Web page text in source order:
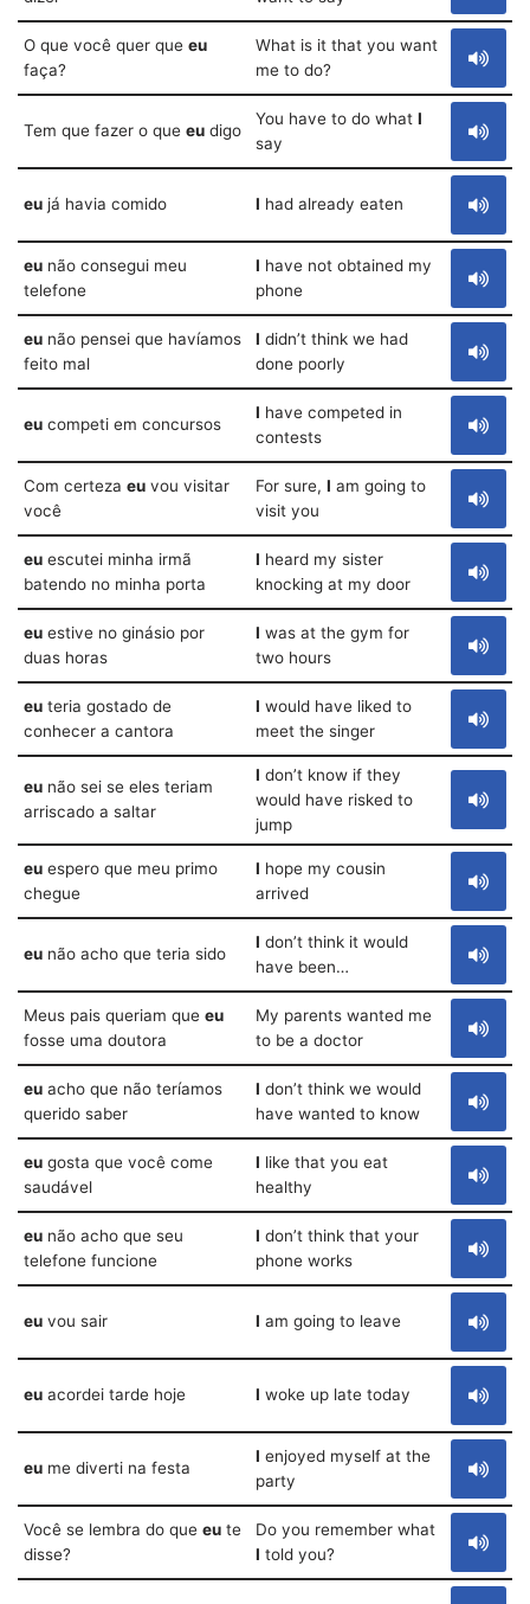
O que você quer que eu
faça?
What is it that you want
me to do?
Tem que fazer o que eu digo
You have to do what I
say
eu já havia comido I had already eaten
eu não consegui meu
telefone
I have not obtained my
phone
eu não pensei que havíamos
feito mal
I didn’t think we had
done poorly
eu competi em concursos
I have competed in
contests
Com certeza eu vou visitar
você
For sure, I am going to
visit you
eu escutei minha irmã
batendo no minha porta
I heard my sister
knocking at my door
eu estive no ginásio por
duas horas
I was at the gym for
two hours
eu teria gostado de
conhecer a cantora
I would have liked to
meet the singer
eu não sei se eles teriam
arriscado a saltar
I don’t know if they
would have risked to
jump
eu espero que meu primo
chegue
I hope my cousin
arrived
eu não acho que teria sido
I don’t think it would
have been…
Meus pais queriam que eu
fosse uma doutora
My parents wanted me
to be a doctor
eu acho que não teríamos
querido saber
I don’t think we would
have wanted to know
eu gosta que você come
saudável
I like that you eat
healthy
eu não acho que seu
telefone funcione
I don’t think that your
phone works
eu vou sair I am going to leave
eu acordei tarde hoje I woke up late today
eu me diverti na festa
I enjoyed myself at the
party
Você se lembra do que eu te
disse?
Do you remember what
I told you?